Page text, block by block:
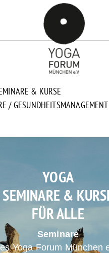
& KURSE
/GESUNDHEITSMANAGEMENT
YOGA
SEMINARE &
FÜR ALLE
Seminare
Yoga Forum München